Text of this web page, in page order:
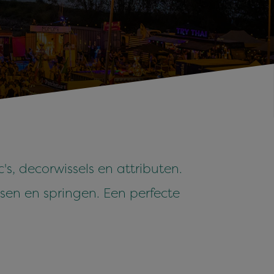
decorwissels en attributen.
en springen. Een perfecte